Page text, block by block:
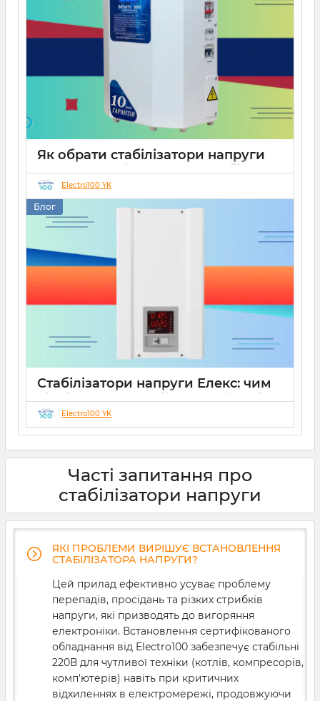
Як обрати стабілізатори напруги
Укртехнологія для дому чи бізнесу
26 08 2025
Electro100 YK
Блог
Стабілізатори напруги Елекс: чим
відрізняються серії Ампер, Герц і
Гібрид (огляд інженерів)
19 08 2025 0 10 хвилин
Electro100 YK
Часті запитання про
стабілізатори напруги
ЯКІ ПРОБЛЕМИ ВИРІШУЄ ВСТАНОВЛЕННЯ
СТАБІЛІЗАТОРА НАПРУГИ?
Цей прилад ефективно усуває проблему
перепадів, просідань та різких стрибків
напруги, які призводять до вигоряння
електроніки. Встановлення сертифікованого
обладнання від Electro100 забезпечує стабільні
220В для чутливої техніки (котлів, компресорів,
комп'ютерів) навіть при критичних
відхиленнях в електромережі, продовжуючи